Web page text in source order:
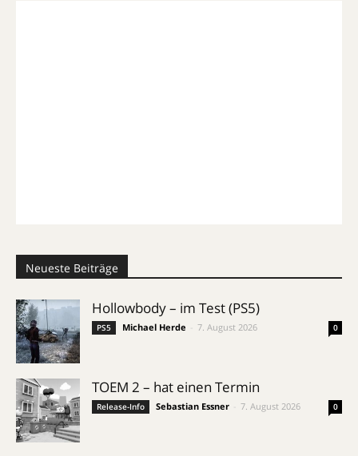
Neueste Beiträge
Hollowbody – im Test (PS5)
PS5 Michael Herde 7. August 2026 0
TOEM 2 – hat einen Termin
Release-Info Sebastian Essner 7. August 2026 0